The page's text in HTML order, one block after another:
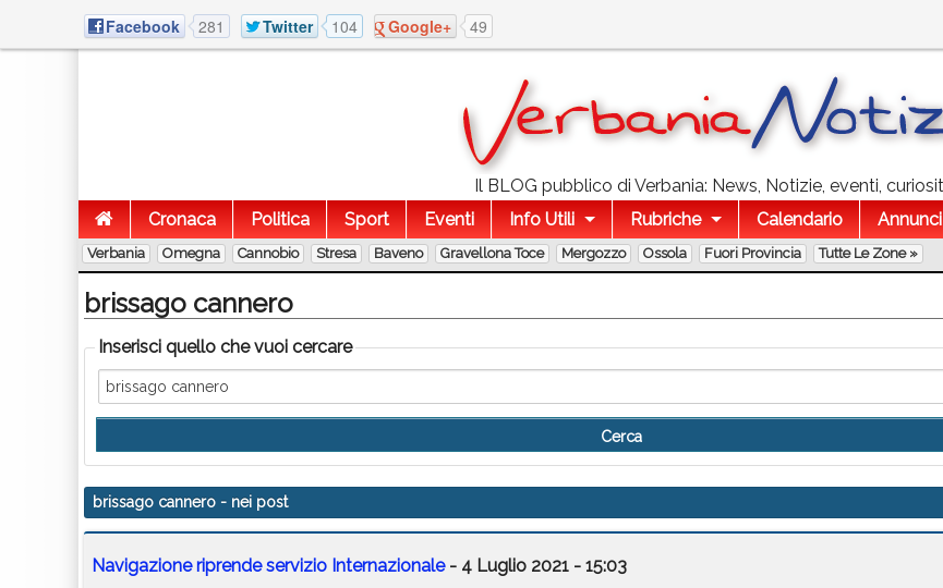
Facebook 281 Twitter 104 Google+ 49
Il BLOG pubblico di Verbania: News, Notizie, eventi,
Cronaca
Politica Sport Eventi Info Utili Rubriche Calendario Annunci
Verbania Omegna Cannobio Stresa Baveno Gravellona Toce Mergozzo Ossola Fuori Provincia Tutte Le Zone »
brissago cannero
Inserisci quello che vuoi cercare
brissago cannero - nei post
Navigazione riprende servizio Internazionale- 4 Luglio 2021 - 15:03